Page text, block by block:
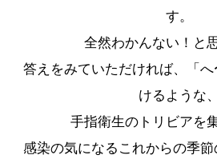
す。
全然わかんない！と
答えをみていただければ、「
けるような、
手指衛生のトリビアを
感染の気になるこれからの季